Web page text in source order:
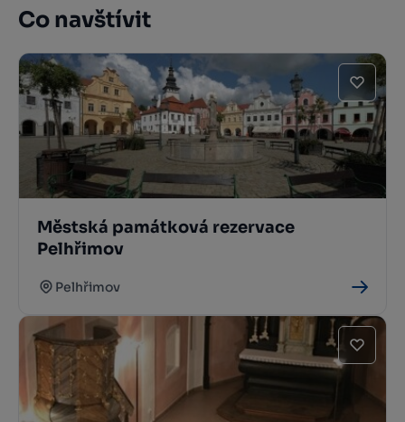
Co navštívit
Městská památková rezervace
Pelhřimov
Pelhřimov